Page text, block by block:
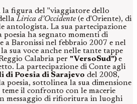
la figura del "viaggiatore dello
Lirica d’Occidente(e d'Oriente), di
antologista. La sua partecipazione
ha segnato momenti di
a Baronissi nel febbraio 2007 e nel
sua voce anche nelle tante tappe
Calabria per "VersoSud")e
La partecipazione di Conte agli
Poesia di Sarajevo del 2008,
poesia, sottolinea la sua dimensione
il confronto con le macerie
messaggio di rifioritura in luoghi